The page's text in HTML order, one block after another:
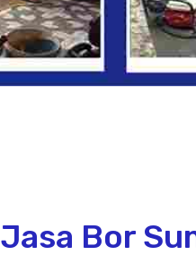
Jasa Bor